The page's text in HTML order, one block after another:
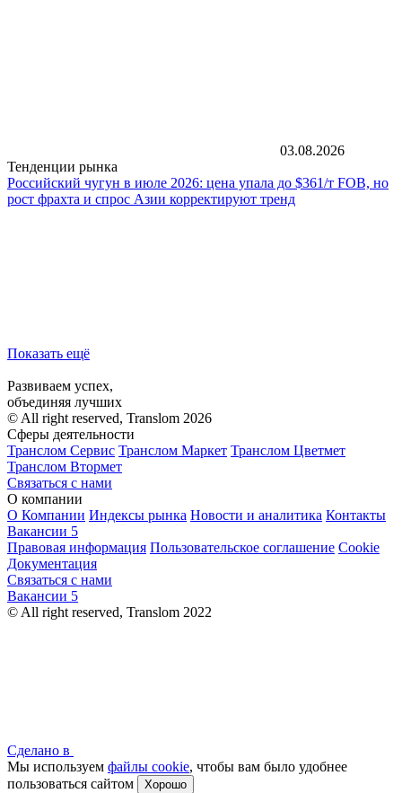
03.08.2026
Тенденции рынка
Российский чугун в июле 2026: цена упала до $361/т FOB, но
рост фрахта и спрос Азии корректируют тренд
Показать ещё
Развиваем успех,
объединяя лучших
© All right reserved, Translom 2026
Сферы деятельности
Транслом Сервис Транслом Маркет Транслом Цветмет
Транслом Втормет
Связаться с нами
О компании
О Компании Индексы рынка Новости и аналитика Контакты
Вакансии 5
Правовая информация Пользовательское соглашение Cookie
Документация
Связаться с нами
Вакансии 5
© All right reserved, Translom 2022
Сделано в
Мы используем файлы cookie, чтобы вам было удобнее
пользоваться сайтом
Хорошо